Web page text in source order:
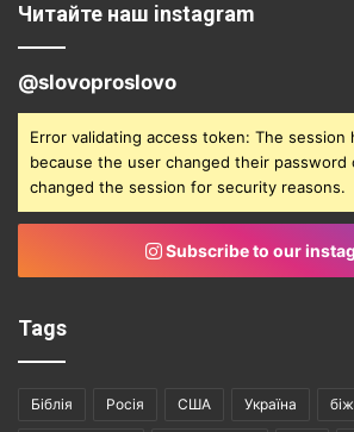
Читайте наш instagram
@slovoproslovo
Error validating access token: The session
because the user changed their password
changed the session for security reasons.
Subscribe to our
Tags
Біблія Росія США Україна